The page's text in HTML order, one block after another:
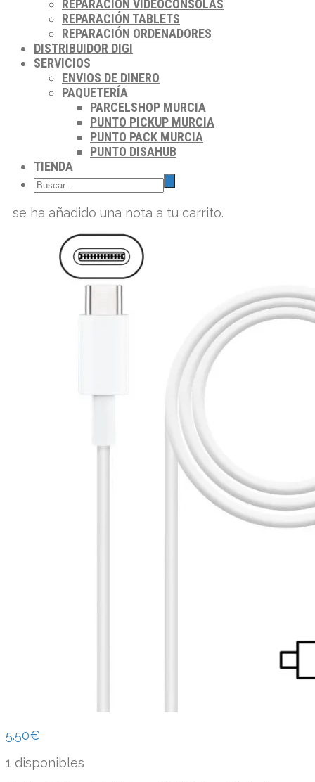
REPARACIÓN VIDEOCONSOLAS
REPARACIÓN TABLETS
REPARACIÓN ORDENADORES
DISTRIBUIDOR DIGI
SERVICIOS
ENVIOS DE DINERO
PAQUETERÍA
PARCELSHOP MURCIA
PUNTO PICKUP MURCIA
PUNTO PACK MURCIA
PUNTO DISAHUB
TIENDA
se ha añadido una nota a tu carrito.
5.50€
1 disponibles